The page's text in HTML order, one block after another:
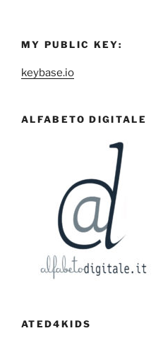
MY PUBLIC KEY:
keybase.io
ALFABETO DIGITALE
ATED4KIDS